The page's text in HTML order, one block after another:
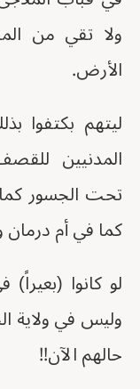
ولا تقي من
الأرض.
ليتهم بكتفوا
المدنيين
تحت الجسور
كما في أم درمان
لو كانوا
وليس في ولاية
حالهم الآن!!